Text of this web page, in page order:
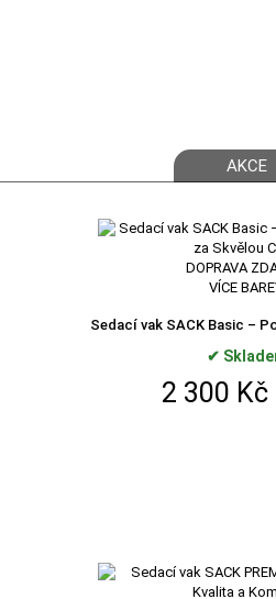
AKCE
DOPRAVA
VÍCE
Sedací vak SACK Basic –
✔
2 300 Kč